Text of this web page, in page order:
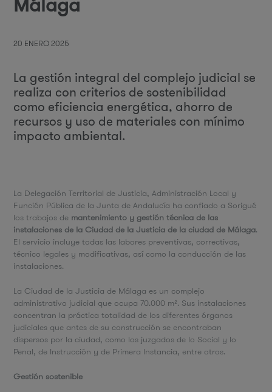
20 ENERO 2025
La gestión integral del complejo judicial se
realiza con criterios de sostenibilidad
como eficiencia energética, ahorro de
recursos y uso de materiales con mínimo
impacto ambiental.
La Delegación Territorial de Justicia, Administración Local y
Función Pública de la Junta de Andalucía ha confiado a Sorigué
los trabajos de mantenimiento y gestión técnica de las
instalaciones de la Ciudad de la Justicia de la ciudad de Málaga.
El servicio incluye todas las labores preventivas, correctivas,
técnico legales y modificativas, así como la conducción de las
instalaciones.
La Ciudad de la Justicia de Málaga es un complejo
administrativo judicial que ocupa 70.000 m². Sus instalaciones
concentran la práctica totalidad de los diferentes órganos
judiciales que antes de su construcción se encontraban
dispersos por la ciudad, como los juzgados de lo Social y lo
Penal, de Instrucción y de Primera Instancia, entre otros.
Gestión sostenible